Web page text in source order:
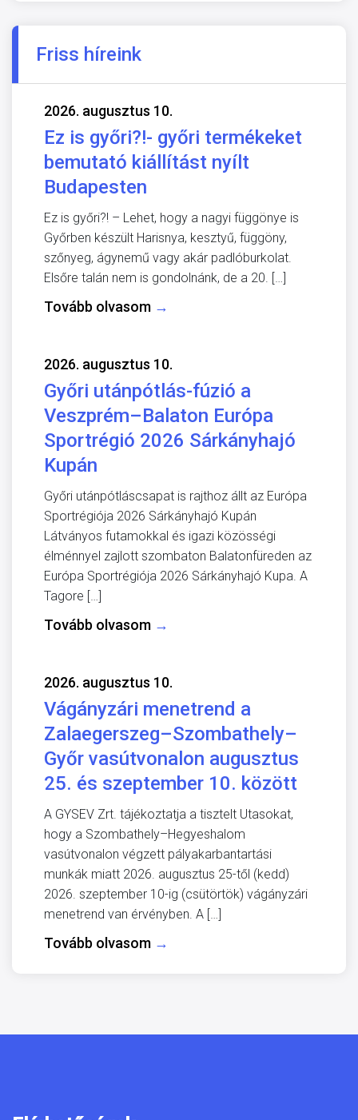
Friss híreink
2026. augusztus 10.
Ez is győri?!- győri termékeket
bemutató kiállítást nyílt
Budapesten
Ez is győri?! – Lehet, hogy a nagyi függönye is
Győrben készült Harisnya, kesztyű, függöny,
szőnyeg, ágynemű vagy akár padlóburkolat.
Elsőre talán nem is gondolnánk, de a 20. […]
Tovább olvasom →
2026. augusztus 10.
Győri utánpótlás-fúzió a
Veszprém–Balaton Európa
Sportrégió 2026 Sárkányhajó
Kupán
Győri utánpótláscsapat is rajthoz állt az Európa
Sportrégiója 2026 Sárkányhajó Kupán
Látványos futamokkal és igazi közösségi
élménnyel zajlott szombaton Balatonfüreden az
Európa Sportrégiója 2026 Sárkányhajó Kupa. A
Tagore […]
Tovább olvasom →
2026. augusztus 10.
Vágányzári menetrend a
Zalaegerszeg–Szombathely–
Győr vasútvonalon augusztus
25. és szeptember 10. között
A GYSEV Zrt. tájékoztatja a tisztelt Utasokat,
hogy a Szombathely–Hegyeshalom
vasútvonalon végzett pályakarbantartási
munkák miatt 2026. augusztus 25-től (kedd)
2026. szeptember 10-ig (csütörtök) vágányzári
menetrend van érvényben. A […]
Tovább olvasom →